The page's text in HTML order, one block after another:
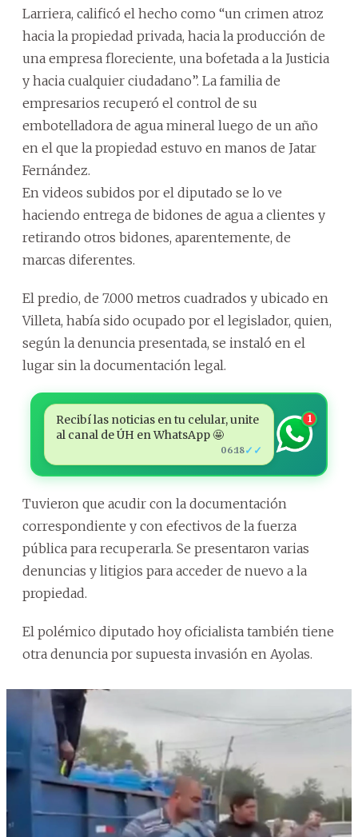
Larriera, calificó el hecho como “un crimen atroz
hacia la propiedad privada, hacia la producción de
una empresa floreciente, una bofetada a la Justicia
y hacia cualquier ciudadano”. La familia de
empresarios recuperó el control de su
embotelladora de agua mineral luego de un año
en el que la propiedad estuvo en manos de Jatar
Fernández.
En videos subidos por el diputado se lo ve
haciendo entrega de bidones de agua a clientes y
retirando otros bidones, aparentemente, de
marcas diferentes.
El predio, de 7.000 metros cuadrados y ubicado en
Villeta, había sido ocupado por el legislador, quien,
según la denuncia presentada, se instaló en el
lugar sin la documentación legal.
Recibí las noticias en tu celular, unite
al canal de ÚH en WhatsApp 🤩
06:18✓✓
1
Tuvieron que acudir con la documentación
correspondiente y con efectivos de la fuerza
pública para recuperarla. Se presentaron varias
denuncias y litigios para acceder de nuevo a la
propiedad.
El polémico diputado hoy oficialista también tiene
otra denuncia por supuesta invasión en Ayolas.